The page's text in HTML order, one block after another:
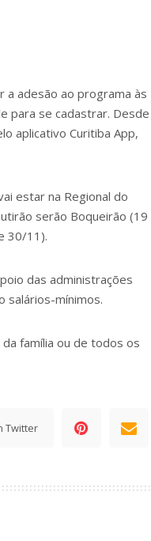
a adesão ao programa às
para se cadastrar. Desde
aplicativo Curitiba App,
estar na Regional do
serão Boqueirão (19
30/11).
das administrações
salários-mínimos.
família ou de todos os
Twitter